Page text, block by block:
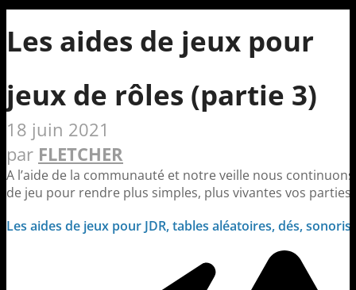
Les aides de jeux pour
jeux de rôles (partie 3)
18 juin 2021
par FLETCHER
A l’aide de la communauté et notre veille nous
de jeu pour rendre plus simples, plus vivantes vos parties
Les aides de jeux pour JDR, tables aléatoires, dés,